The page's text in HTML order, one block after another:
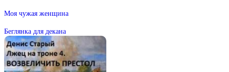
Моя чужая женщина
Беглянка для декана